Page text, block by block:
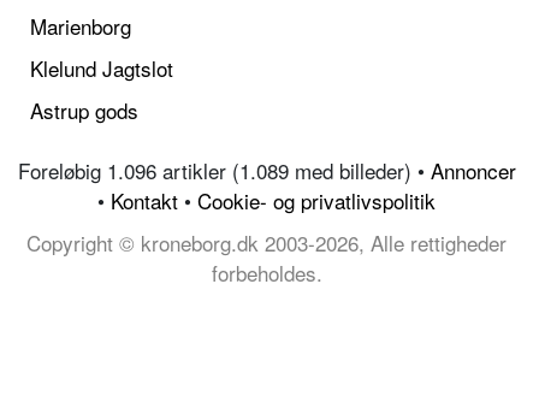
Marienborg
Klelund Jagtslot
Astrup gods
Foreløbig 1.096 artikler (1.089 med billeder) • Annoncer
• Kontakt • Cookie- og privatlivspolitik
Copyright © kroneborg.dk 2003-2026, Alle rettigheder
forbeholdes.